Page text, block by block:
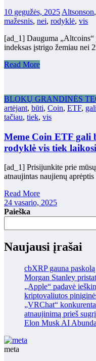
10 gegužės, 2025 Altsonson,
mažesnis, nei, rodyklė, vis
[ad_1] Dauguma „Altcoins“
indeksas įstrigo žemiau nei
Read More
BLOKŲ GRANDINĖS
artėjant, būti, Coin, ETF, gali
tačiau, tiek, vis
Meme Coin ETF gali
rodyklė vis tiek
[ad_1] Prisijunkite prie
atnaujintas naujienų
Read More
24 vasario, 2025
Paieška
Naujausi įrašai
cbXRP gauna
Morgan Stanley
„Apple“ padavė
kriptovaliutos
„VRChat“
atnaujinimą prieš
Elon Musk AI
meta